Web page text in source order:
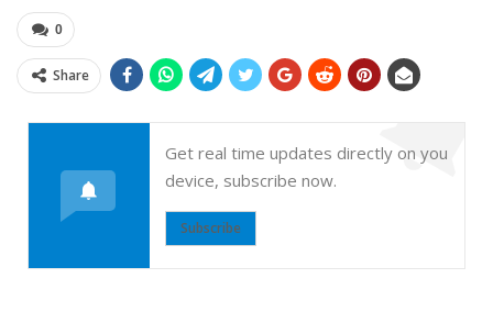
0
Share
Get real time updates directly on you
device, subscribe now.
Subscribe